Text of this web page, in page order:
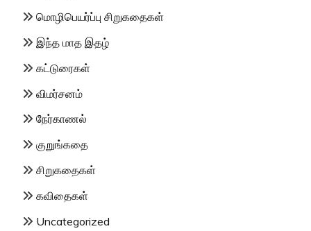
மொழிபெயர்ப்பு சிறுகதைகள்
இந்த மாத இதழ்
கட்டுரைகள்
விமர்சனம்
நேர்காணல்
குறுங்கதை
சிறுகதைகள்
கவிதைகள்
Uncategorized